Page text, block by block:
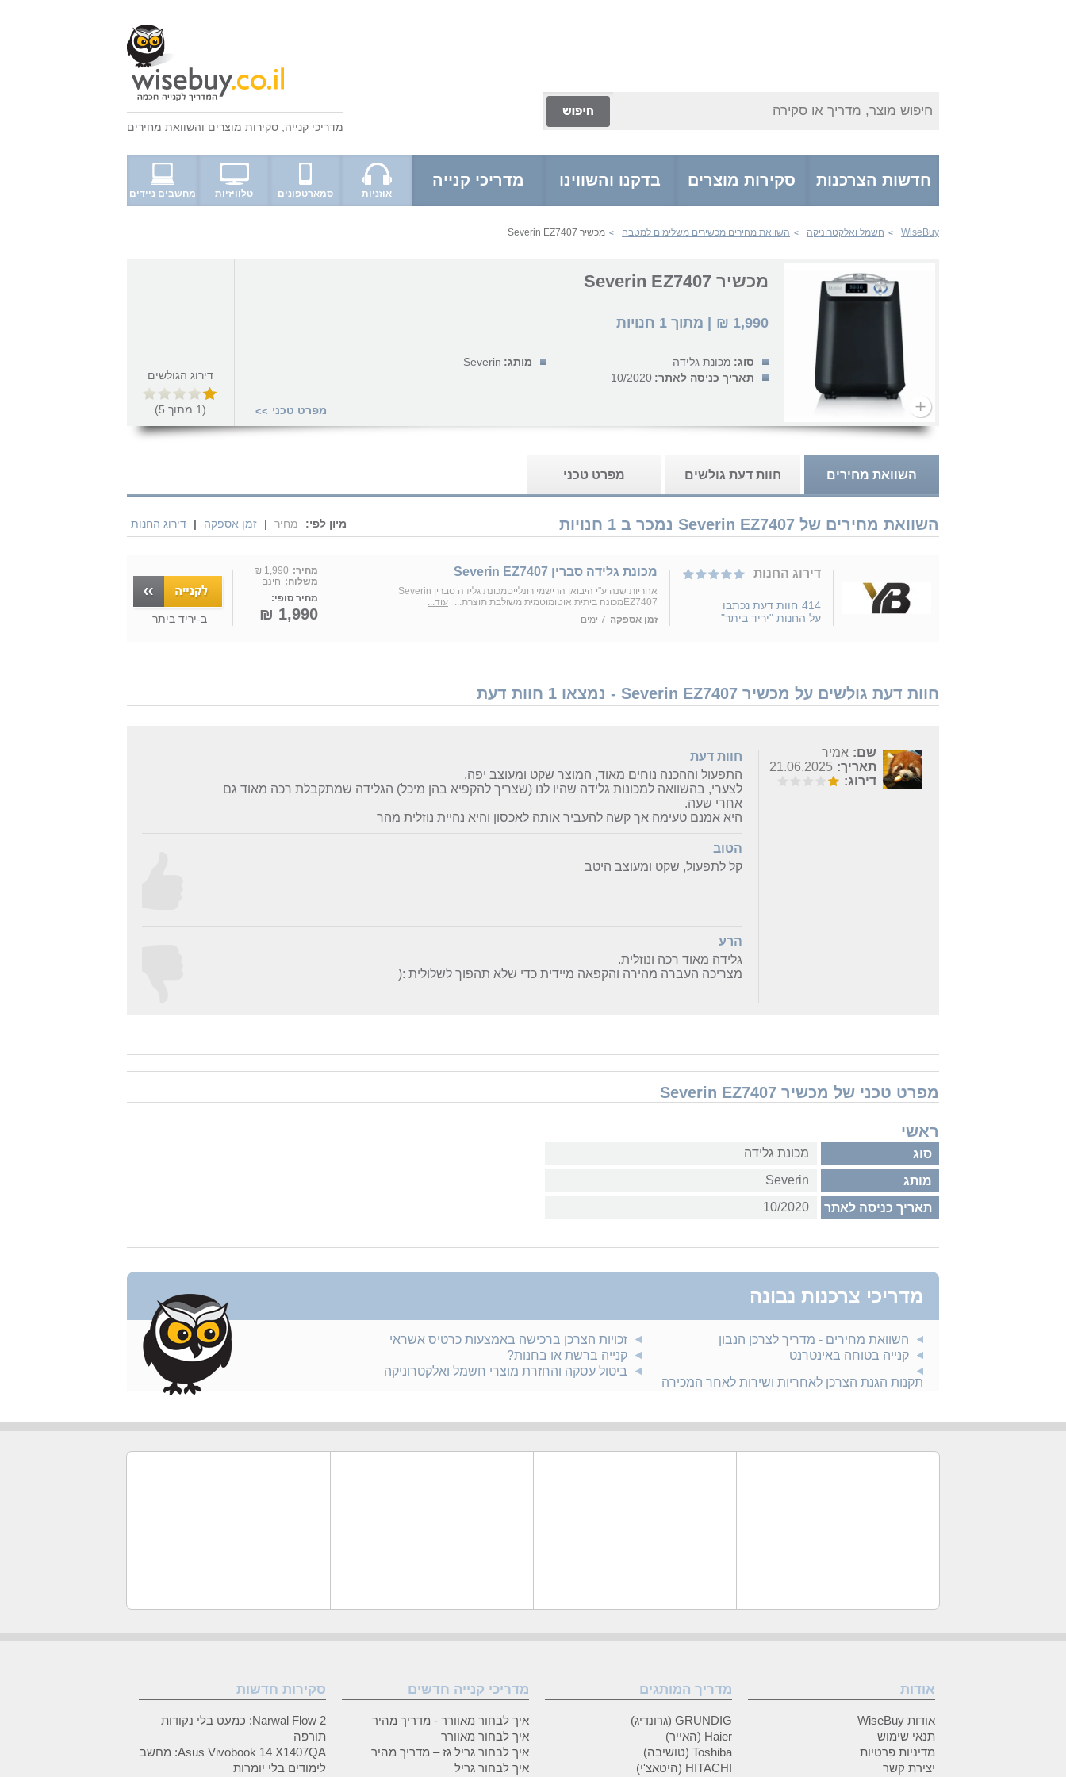
חיפוש מוצר, מדריך או סקירה
מדריכי קנייה סקירות מוצרים והשוואת מחירים
חדשות הצרכנות סקירות מוצרים בדקנו והשווינו מדריכי קנייה
אוזניות סמארטפונים טלוויזיות מחשבים ניידים
WiseBuy
> חשמל ואלקטרוניקה > השוואת מחירים מכשירים משלימים למטבח > מכשיר Severin EZ7407
מכשיר Severin EZ7407
1,990
₪ | מתוך 1 חנויות
סוג: מכונת גלידה מותג: Severin
תאריך כניסה לאתר: 10/2020
מפרט טכני >>
דירוג הגולשים
(
1 מתוך 5
)
השוואת מחירים חוות דעת גולשים מפרט טכני
השוואת מחירים של Severin EZ7407 נמכר ב 1 חנויות מיון לפי: מחיר | זמן אספקה | דירוג החנות
דירוג החנות
414 חוות דעת נכתבו
על החנות "יריד ביתר"
‏מכונת גלידה סברין Severin EZ7407
אחריות שנה ע"י היבואן הרישמי רונלייט‏מכונת גלידה סברין Severin
EZ7407מכונה ביתית אוטומוטמית משולבת תוצרת...
עוד...
זמן אספקה 7 ימים
מחיר: 1,990 ₪
משלוח: חינם
מחיר סופי:
1,990 ₪ ב-יריד ביתר
חוות דעת גולשים על מכשיר Severin EZ7407 - נמצאו 1 חוות דעת
שם: אמיר
תאריך: 21.06.2025
דירוג:
חוות דעת
התפעול וההכנה נוחים מאוד, המוצר שקט ומעוצב יפה.
לצערי, בהשוואה למכונות גלידה שהיו לנו (שצריך להקפיא בהן מיכל) הגלידה שמתקבלת רכה מאוד גם
אחרי שעה.
היא אמנם טעימה אך קשה להעביר אותה לאכסון והיא נהיית נוזלית מהר
הטוב
קל לתפעול, שקט ומעוצב היטב
הרע
גלידה מאוד רכה ונוזלית.
מצריכה העברה מהירה והקפאה מיידית כדי שלא תהפוך לשלולית :(
מפרט טכני של מכשיר Severin EZ7407
ראשי
סוג מכונת גלידה
מותג Severin
תאריך כניסה לאתר 10/2020
מדריכי צרכנות נבונה
השוואת מחירים - מדריך לצרכן הנבון
קנייה בטוחה באינטרנט
תקנות הגנת הצרכן לאחריות ושירות לאחר המכירה
זכויות הצרכן ברכישה באמצעות כרטיס אשראי
קנייה ברשת או בחנות?
ביטול עסקה והחזרת מוצרי חשמל ואלקטרוניקה
אודות
אודות WiseBuy
תנאי שימוש
מדיניות פרטיות
יצירת קשר
מדריך המותגים
GRUNDIG (גרונדיג)
Haier (האייר)
Toshiba (טושיבה)
HITACHI (היטאצ'י)
מדריכי קנייה חדשים
איך לבחור מאוורר - מדריך מהיר
איך לבחור מאוורר
איך לבחור גריל גז – מדריך מהיר
איך לבחור גריל
סקירות חדשות
Narwal Flow 2: כמעט בלי נקודות
תורפה
Asus Vivobook 14 X1407QA: מחשב
לימודים בלי יומרות